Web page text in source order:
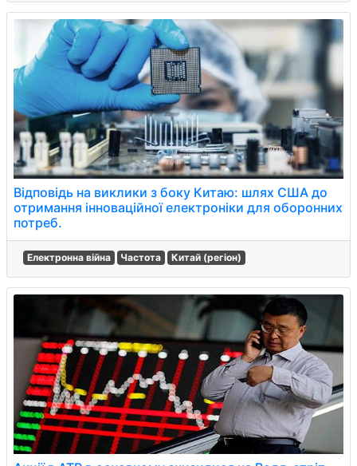
Відповідь на виклики з боку Китаю: шлях США до
отримання інноваційної електроніки для оборонних
потреб.
Електронна війна Частота Китай (регіон)